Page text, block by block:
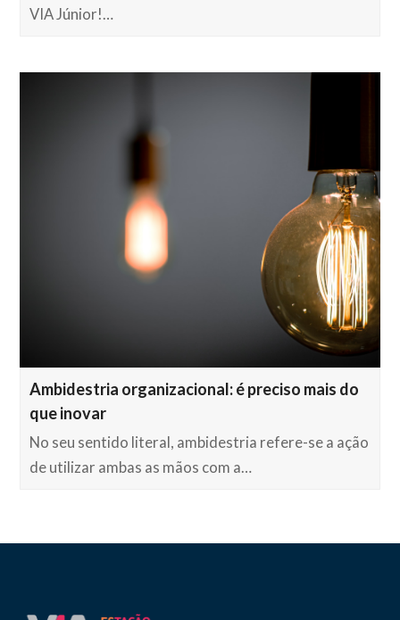
VIA Júnior!…
Ambidestria organizacional: é preciso mais do
que inovar
No seu sentido literal, ambidestria refere-se a ação
de utilizar ambas as mãos com a…